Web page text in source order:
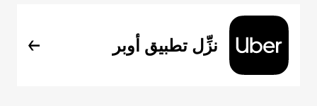
نزِّل تطبيق أوبر